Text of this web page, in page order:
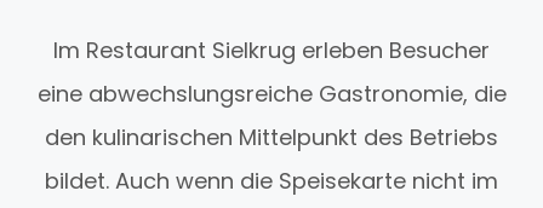
Im Restaurant Sielkrug erleben Besucher
eine abwechslungsreiche Gastronomie, die
den kulinarischen Mittelpunkt des Betriebs
bildet. Auch wenn die Speisekarte nicht im